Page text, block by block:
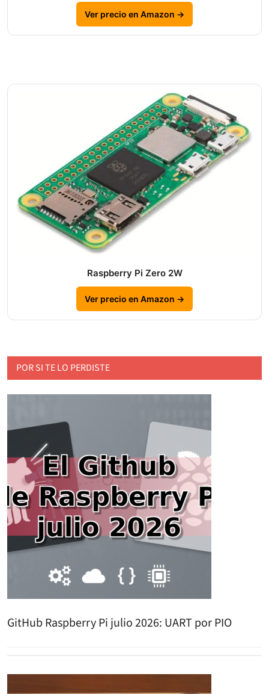
Ver precio en Amazon →
Raspberry Pi Zero 2W
Ver precio en Amazon →
POR SI TE LO PERDISTE
GitHub Raspberry Pi julio 2026: UART por PIO